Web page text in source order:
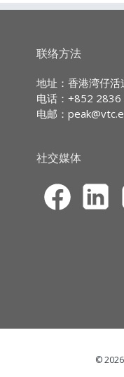
- 曙光初现
- 向好穿
- 向淡穿脚破头
- 向好朝天
- 身怀六
- 钳头
持续专业进修
IA CPD Hours:
MPFA Non-
HKMA ECF
联络方法
地址：香港湾仔
电话：+852
电邮：
社交媒体
©